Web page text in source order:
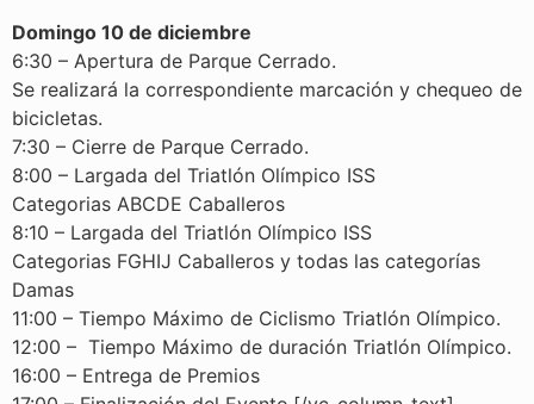
Domingo 10 de diciembre
6:30 – Apertura de Parque Cerrado.
Se realizará la correspondiente marcación y chequeo de
bicicletas.
7:30 – Cierre de Parque Cerrado.
8:00 – Largada del Triatlón Olímpico ISS
Categorias ABCDE Caballeros
8:10 – Largada del Triatlón Olímpico ISS
Categorias FGHIJ Caballeros y todas las categorías
Damas
11:00 – Tiempo Máximo de Ciclismo Triatlón Olímpico.
12:00 – Tiempo Máximo de duración Triatlón Olímpico.
16:00 – Entrega de Premios